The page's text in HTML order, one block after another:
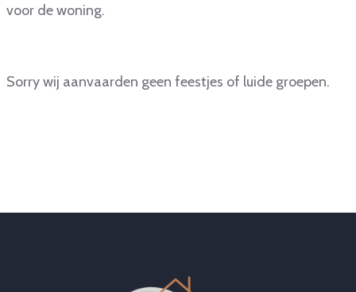
voor de woning.
Sorry wij aanvaarden geen feestjes of luide groepen.